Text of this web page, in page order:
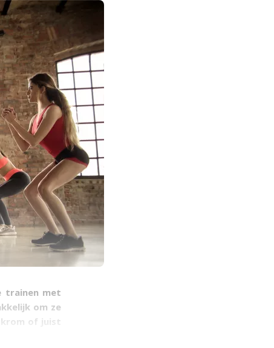
trainen met
om ze
krom of juist